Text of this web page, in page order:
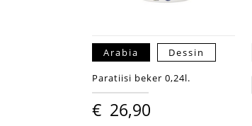
Arabia Dessin
Paratiisi beker 0,24l.
€ 26,90